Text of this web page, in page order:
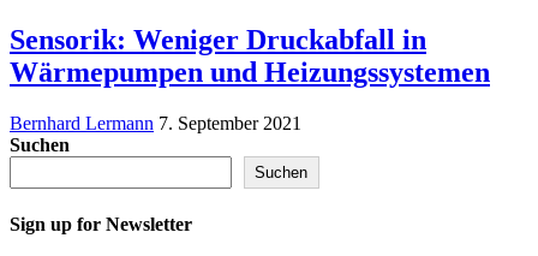
Sensorik: Weniger Druckabfall in
Wärmepumpen und Heizungssystemen
Bernhard Lermann 7. September 2021
Suchen
Suchen
Sign up for Newsletter